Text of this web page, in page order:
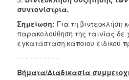
συντονίστρια.
Σημείωση: Για τη βιντεοκλήση
παρακολούθηση της ταινίας δε
εγκατάσταση κάποιου ειδικού
- - - - - - - - - -
Βήματα/Διαδικασία